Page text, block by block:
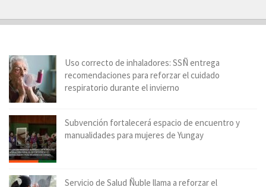
Uso correcto de inhaladores: SSÑ entrega
recomendaciones para reforzar el cuidado
respiratorio durante el invierno
Subvención fortalecerá espacio de encuentro y
manualidades para mujeres de Yungay
Servicio de Salud Ñuble llama a reforzar el